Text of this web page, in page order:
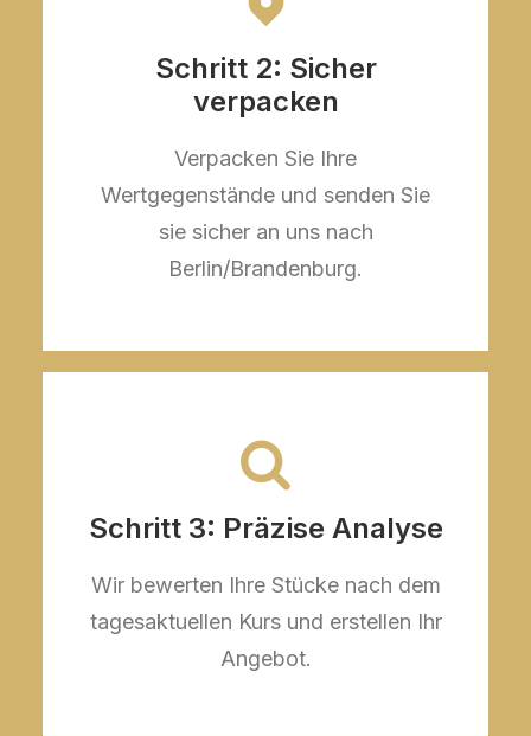
Schritt 2: Sicher
verpacken
Verpacken Sie Ihre
Wertgegenstände und senden Sie
sie sicher an uns nach
Berlin/Brandenburg.
Schritt 3: Präzise Analyse
Wir bewerten Ihre Stücke nach dem
tagesaktuellen Kurs und erstellen Ihr
Angebot.